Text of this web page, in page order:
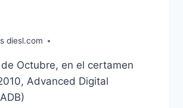
diesl.com
Octubre, en el certamen
Advanced Digital